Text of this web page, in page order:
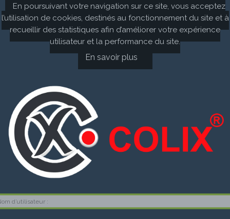
En poursuivant votre navigation sur ce site, vous acceptez
l’utilisation de cookies, destinés au fonctionnement du site et à
recueillir des statistiques afin d’améliorer votre expérience
utilisateur et la performance du site.
En savoir plus